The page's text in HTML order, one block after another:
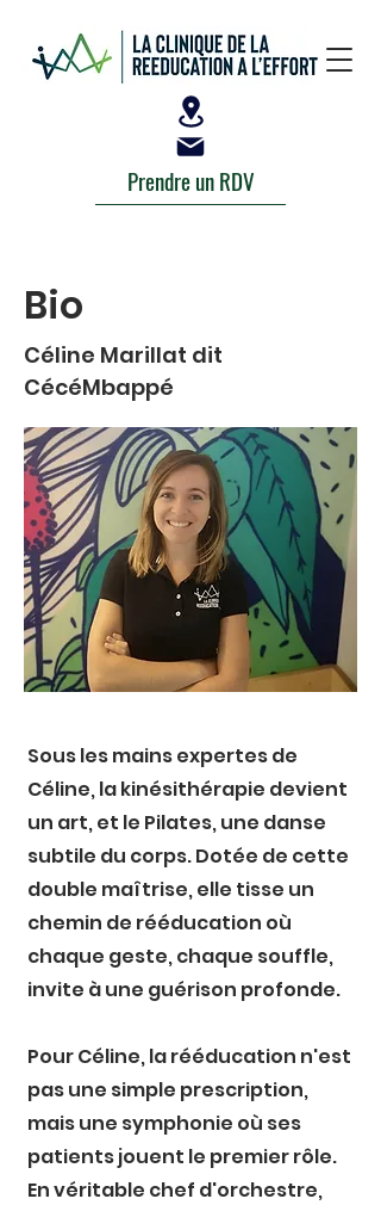
Prendre un RDV
Bio
Céline Marillat dit
CécéMbappé
Sous les mains expertes de
Céline, la kinésithérapie devient
un art, et le Pilates, une danse
subtile du corps. Dotée de cette
double maîtrise, elle tisse un
chemin de rééducation où
chaque geste, chaque souffle,
invite à une guérison profonde.
Pour Céline, la rééducation n'est
pas une simple prescription,
mais une symphonie où ses
patients jouent le premier rôle.
En véritable chef d'orchestre,